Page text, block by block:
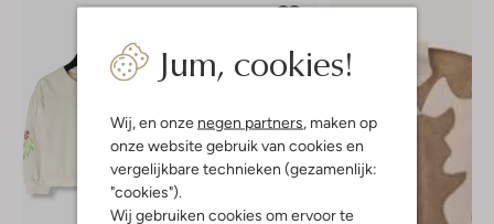
Jum, cookies!
Wij, en onze negen partners , maken op
onze website gebruik van cookies en
vergelijkbare technieken (gezamenlijk:
"cookies").
Wij gebruiken cookies om ervoor te